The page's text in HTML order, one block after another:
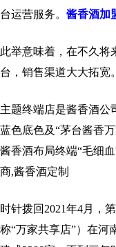
台运营服务。 酱香酒加
此举意味着，在不久将
台，销售渠道大大拓宽。
主题终端店是酱香酒公
蓝色底色及“茅台酱香
酱香酒布局终端“毛细
商,酱香酒定制
时针拨回2021年4月，
称“万家共享店”）在河